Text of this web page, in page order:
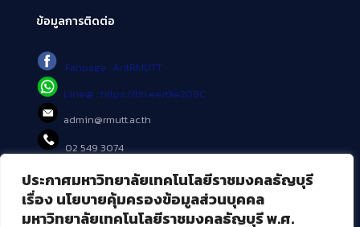
ประกาศมหาวิทยาลัยเทคโนโลยีราชมงคลธัญบุรี
เรื่อง นโยบายคุ้มครองข้อมูลส่วนบุคคล
มหาวิทยาลัยเทคโนโลยีราชมงคลธัญบุรี พ.ศ.
ข้อมูลการติดต่อ
Fanpage : AritRMUTT
Line@ : https://lin.ee/tXe209C
admin@rmutt.ac.th
02 549 3074
บริการอื่นๆ ของ สวส.
ศูนย์สื่อดิจิทัล